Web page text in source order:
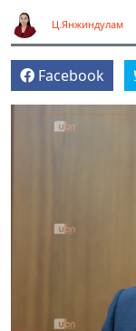
Ц.Янжиндулам
Facebook